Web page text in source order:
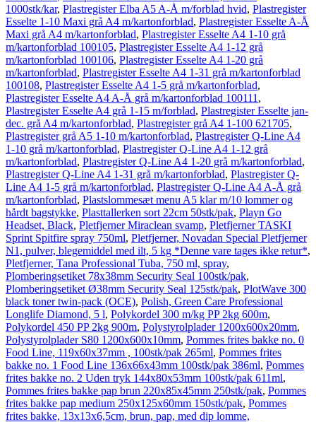
1000stk/kar, Plastregister Elba A5 A-Å m/forblad hvid, Plastregister
Esselte 1-10 Maxi grå A4 m/kartonforblad, Plastregister Esselte A-Å
Maxi grå A4 m/kartonforblad, Plastregister Esselte A4 1-10 grå
m/kartonforblad 100105, Plastregister Esselte A4 1-12 grå
m/kartonforblad 100106, Plastregister Esselte A4 1-20 grå
m/kartonforblad, Plastregister Esselte A4 1-31 grå m/kartonforblad
100108, Plastregister Esselte A4 1-5 grå m/kartonforblad,
Plastregister Esselte A4 A-Å grå m/kartonforblad 100111 ,
Plastregister Esselte A4 grå 1-15 m/forblad, Plastregister Esselte jan-
dec. grå A4 m/kartonforblad, Plastregister grå A4 1-100 621705,
Plastregister grå A5 1-10 m/kartonforblad, Plastregister Q-Line A4
1-10 grå m/kartonforblad, Plastregister Q-Line A4 1-12 grå
m/kartonforblad, Plastregister Q-Line A4 1-20 grå m/kartonforblad,
Plastregister Q-Line A4 1-31 grå m/kartonforblad, Plastregister Q-
Line A4 1-5 grå m/kartonforblad, Plastregister Q-Line A4 A-Å grå
m/kartonforblad, Plastslommesæt menu A5 klar m/10 lommer og
hårdt bagstykke, Plasttallerken sort 22cm 50stk/pak, Playn Go
Headset, Black, Pletfjerner Miraclean svamp, Pletfjerner TASKI
Sprint Spitfire spray 750ml, Pletfjerner, Novadan Special Pletfjerner
N1, pulver, blegemiddel med ilt, 5 kg *Denne vare tages ikke retur*,
Pletfjerner, Tana Professional Tuba, 750 ml, spray,
Plomberingsetiket 78x38mm Security Seal 100stk/pak,
Plomberingsetiket Ø38mm Security Seal 125stk/pak, PlotWave 300
black toner twin-pack (OCE), Polish, Green Care Professional
Longlife Diamond, 5 l, Polykordel 300 m/kg PP 2kg 600m,
Polykordel 450 PP 2kg 900m, Polystyrolplader 1200x600x20mm,
Polystyrolplader S80 1200x600x10mm, Pommes frites bakke no. 0
Food Line, 119x60x37mm , 100stk/pak 265ml, Pommes frites
bakke no. 1 Food Line 136x66x43mm 100stk/pak 386ml, Pommes
frites bakke no. 2 Uden tryk 144x80x53mm 100stk/pak 611ml,
Pommes frites bakke pap brun 220x85x45mm 250stk/pak, Pommes
frites bakke pap medium 250x125x60mm 150stk/pak, Pommes
frites bakke, 13x13x6,5cm, brun, pap, med dip lomme,